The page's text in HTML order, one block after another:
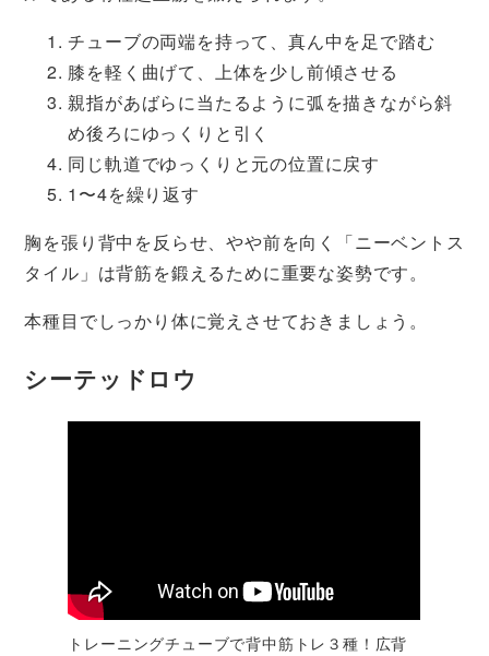
チューブの両端を持って、真ん中を足で踏む
膝を軽く曲げて、上体を少し前傾させる
親指があばらに当たるように弧を描きながら斜
め後ろにゆっくりと引く
同じ軌道でゆっくりと元の位置に戻す
1〜4を繰り返す
胸を張り背中を反らせ、やや前を向く「ニーベントス
タイル」は背筋を鍛えるために重要な姿勢です。
本種目でしっかり体に覚えさせておきましょう。
シーテッドロウ
トレーニングチューブで背中筋トレ３種！広背